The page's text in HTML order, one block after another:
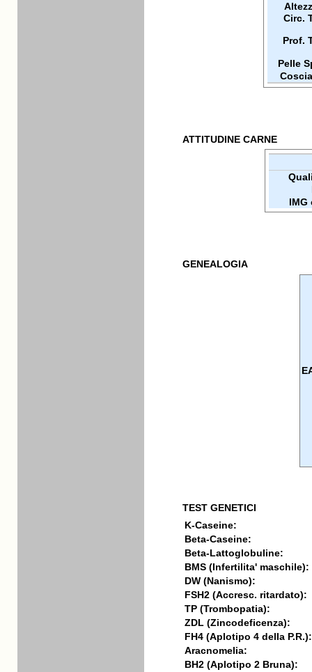
Circ.
Prof.
Pelle
ATTITUDINE CARNE
IMG
GENEALOGIA
TEST GENETICI
K-Caseine:
Beta-Caseine:
Beta-Lattoglobuline:
BMS (Infertilita' maschile):
DW (Nanismo):
FSH2 (Accresc. ritardato):
TP (Trombopatia):
ZDL (Zincodeficenza):
FH4 (Aplotipo 4 della P.R.):
Aracnomelia:
BH2 (Aplotipo 2 Bruna):